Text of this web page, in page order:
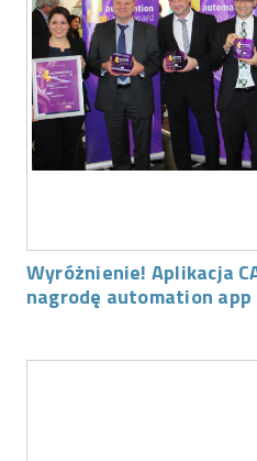
Wyróżnienie! Aplikacja
nagrodę automation app